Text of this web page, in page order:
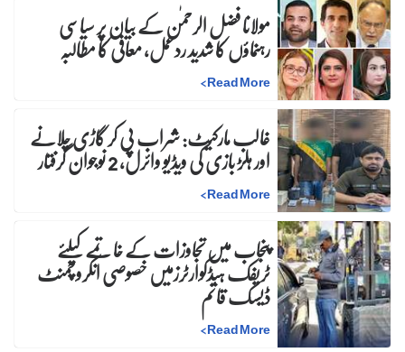
مولانا فضل الرحمٰن کے بیان پر سیاسی
رہنماؤں کا شدید ردعمل، معافی کا مطالبہ
Read More
>
غالب مارکیٹ: شراب پی کر گاڑی چلانے
اور ہلڑ بازی کی ویڈیو وائرل، 2 نوجوان گرفتار
Read More
>
پنجاب میں تجاوزات کے خاتمے کیلئے
ٹریفک ہیڈکوارٹرزمیں خصوصی انکروچمنٹ
ڈیسک قائم
Read More
>